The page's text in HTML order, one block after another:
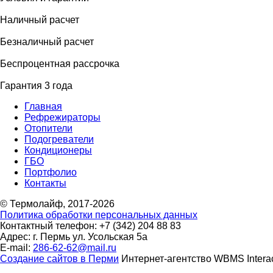
Наличный расчет
Безналичный расчет
Беcпроцентная рассрочка
Гарантия 3 года
Главная
Рефрежираторы
Отопители
Подогреватели
Кондиционеры
ГБО
Портфолио
Контакты
© Термолайф, 2017-2026
Политика обработки персональных данных
Контактный телефон: +7 (342) 204 88 83
Адрес: г. Пермь ул. Усольская 5а
E-mail: 286-62-62@mail.ru
Cоздание сайтов в Перми Интернет-агентство WBMS